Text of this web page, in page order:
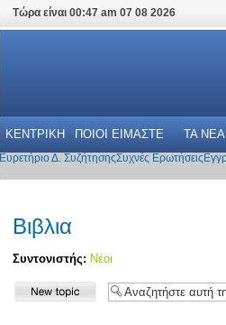
Τώρα είναι 00:47 am 07 08 2026
ΚΕΝΤΡΙΚΗ ΠΟΙΟΙ ΕΙΜΑΣΤΕ ΤΑ ΝΕΑ
Ευρετήριο Δ. ΣυζήτησηςΣυχνές Ερωτήσεις
Βιβλια
Συντονιστής: Νέοι